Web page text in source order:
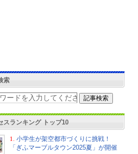
索
スランキング トップ10
1.
小学生が架空都市づくりに挑戦！
「ぎふマーブルタウン2025夏」が開催